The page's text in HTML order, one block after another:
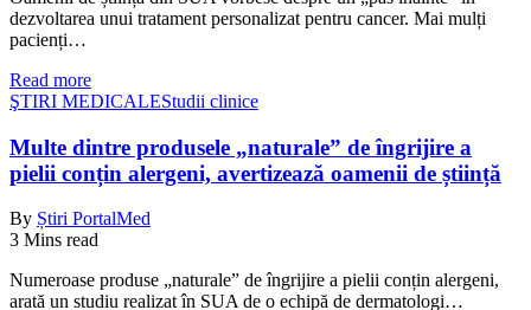
dezvoltarea unui tratament personalizat pentru cancer. Mai mulți
pacienți…
Read more
ŞTIRI MEDICALEStudii clinice
Multe dintre produsele „naturale” de îngrijire a
pielii conțin alergeni, avertizează oamenii de știință
By Știri PortalMed
3 Mins read
Numeroase produse „naturale” de îngrijire a pielii conțin alergeni,
arată un studiu realizat în SUA de o echipă de dermatologi…